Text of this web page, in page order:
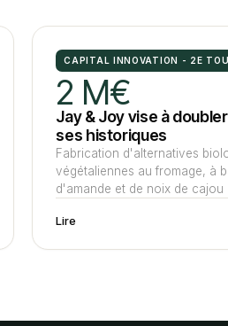
CAPITAL INNOVATION - 2E
2 M€
Jay & Joy vise à
ses historiques
Fabrication d'alternatives
végétaliennes au fromage, à
d'amande et de noix de cajou
Lire